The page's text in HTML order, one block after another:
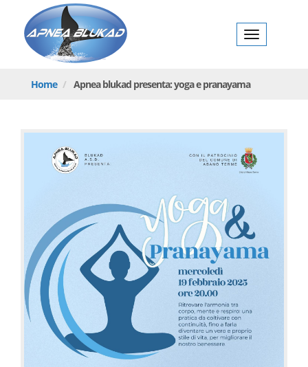
BlukadApnea
Blukad
Home Apneablukad presenta: yoga e pranayama